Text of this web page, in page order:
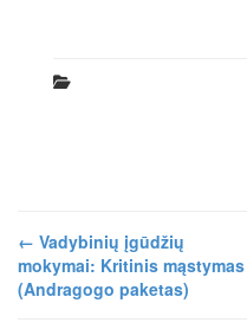
← Vadybinių įgūdžių
mokymai: Kritinis mąstymas
(Andragogo paketas)